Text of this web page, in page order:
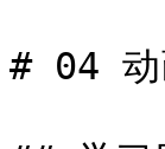
# 04 动